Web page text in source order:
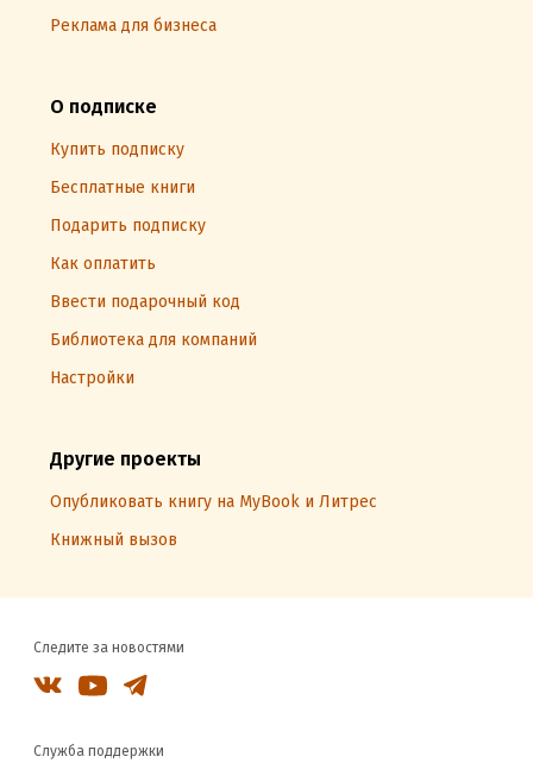
Реклама для бизнеса
О подписке
Купить подписку
Бесплатные книги
Подарить подписку
Как оплатить
Ввести подарочный код
Библиотека для компаний
Настройки
Другие проекты
Опубликовать книгу на MyBook и Литрес
Книжный вызов
Следите за новостями
Служба поддержки